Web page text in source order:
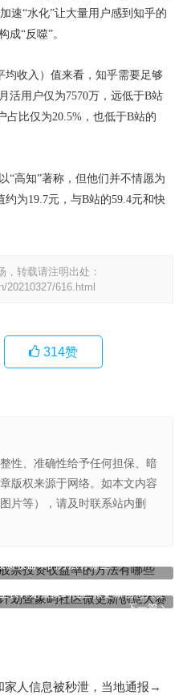
速“水化”让大量用户感到知乎的
成“反噬”。
均收入）值来看，知乎需要足够
活用户仅为7570万，远低于B站
占比仅为20.5%，也低于B站的
“高知”著称，但他们并不情愿为
为19.7元，与B站的59.4元和快
转载请注明出处：
20210327/616.html
314赞
性、准确性给予任何担保、暗
版权来源于网络。如本文内容
片等），请及时联系站内删
资收益率的方法有哪些
下一篇
长计划暨象屿社区微更新创意大赛
家人信息被秒泄，当地通报→